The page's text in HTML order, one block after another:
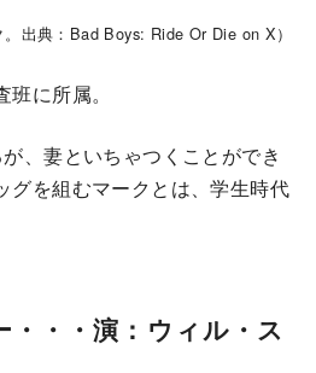
。出典：Bad Boys: Ride Or Die on X）
に所属。
、妻といちゃつくことができ
グを組むマークとは、学生時代
・・演：ウィル・ス